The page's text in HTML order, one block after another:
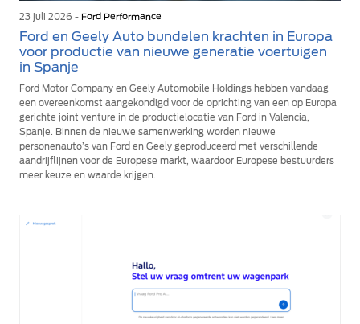
23 juli 2026 - Ford Performance
Ford en Geely Auto bundelen krachten in Europa
voor productie van nieuwe generatie voertuigen
in Spanje
Ford Motor Company en Geely Automobile Holdings hebben vandaag
een overeenkomst aangekondigd voor de oprichting van een op Europa
gerichte joint venture in de productielocatie van Ford in Valencia,
Spanje. Binnen de nieuwe samenwerking worden nieuwe
personenauto’s van Ford en Geely geproduceerd met verschillende
aandrijflijnen voor de Europese markt, waardoor Europese bestuurders
meer keuze en waarde krijgen.